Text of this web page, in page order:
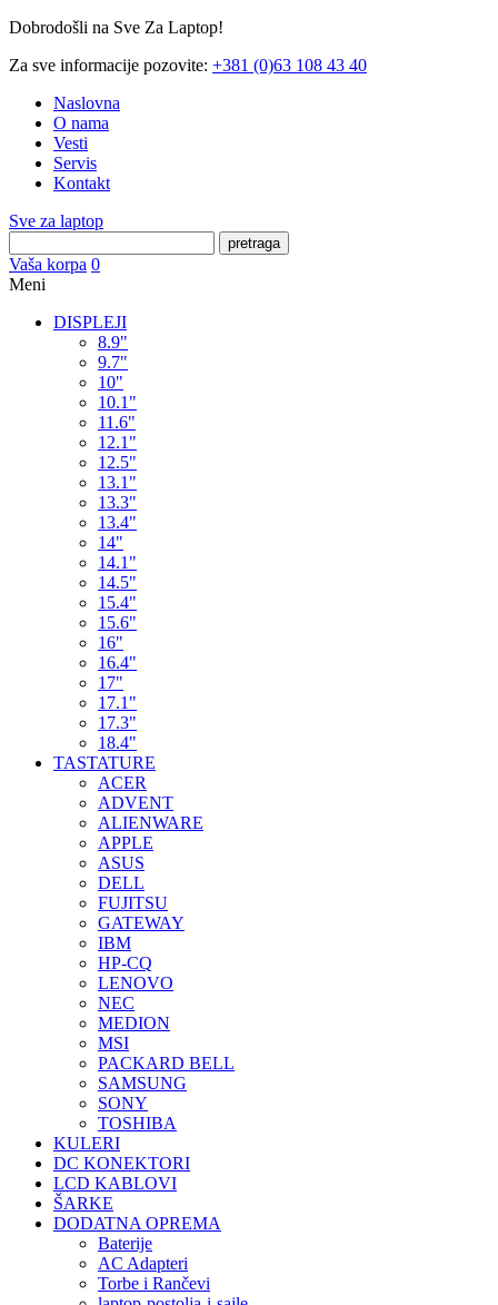
Dobrodošli na Sve Za Laptop!
Za sve informacije pozovite: +381 (0)63 108 43 40
Naslovna
O nama
Vesti
Servis
Kontakt
Sve za laptop
pretraga
Vaša korpa 0
Meni
DISPLEJI
8.9"
9.7"
10"
10.1"
11.6"
12.1"
12.5"
13.1"
13.3"
13.4"
14"
14.1"
14.5"
15.4"
15.6"
16"
16.4"
17"
17.1"
17.3"
18.4"
TASTATURE
ACER
ADVENT
ALIENWARE
APPLE
ASUS
DELL
FUJITSU
GATEWAY
IBM
HP-CQ
LENOVO
NEC
MEDION
MSI
PACKARD BELL
SAMSUNG
SONY
TOSHIBA
KULERI
DC KONEKTORI
LCD KABLOVI
ŠARKE
DODATNA OPREMA
Baterije
AC Adapteri
Torbe i Rančevi